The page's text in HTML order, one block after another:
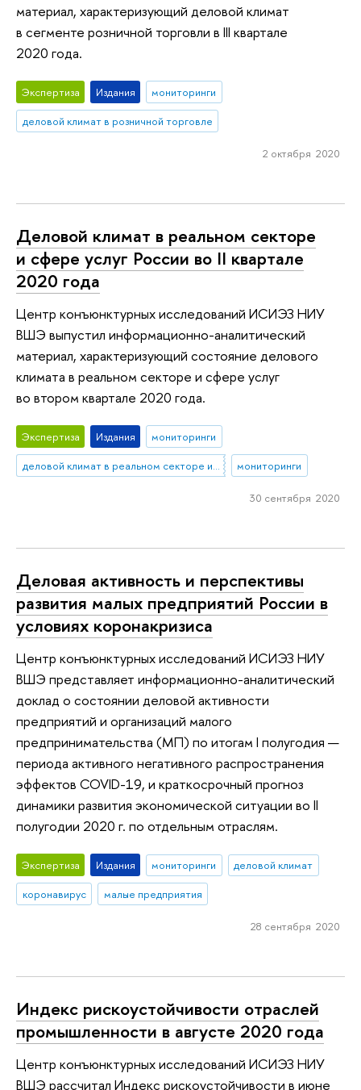
материал, характеризующий деловой климат
в сегменте розничной торговли в III квартале
2020 года.
Экспертиза Издания
мониторинги
деловой климат в розничной торговле
2 октября 2020
Деловой климат в реальном секторе
и сфере услуг России во II квартале
2020 года
Центр конъюнктурных исследований ИСИЭЗ НИУ
ВШЭ выпустил информационно-аналитический
материал, характеризующий состояние делового
климата в реальном секторе и сфере услуг
во втором квартале 2020 года.
Экспертиза Издания
мониторинги
деловой климат в реальном секторе и сфере услуг
мониторинги
30 сентября 2020
Деловая активность и перспективы
развития малых предприятий России в
условиях коронакризиса
Центр конъюнктурных исследований ИСИЭЗ НИУ
ВШЭ представляет информационно-аналитический
доклад о состоянии деловой активности
предприятий и организаций малого
предпринимательства (МП) по итогам I полугодия —
периода активного негативного распространения
эффектов COVID-19, и краткосрочный прогноз
динамики развития экономической ситуации во II
полугодии 2020 г. по отдельным отраслям.
Экспертиза Издания мониторинги
деловой климат
коронавирус
малые предприятия
28 сентября 2020
Индекс рискоустойчивости отраслей
промышленности в августе 2020 года
Центр конъюнктурных исследований ИСИЭЗ НИУ
ВШЭ рассчитал Индекс рискоустойчивости в июне